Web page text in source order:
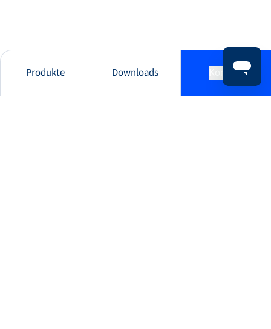
Produkte Downloads Kontakt